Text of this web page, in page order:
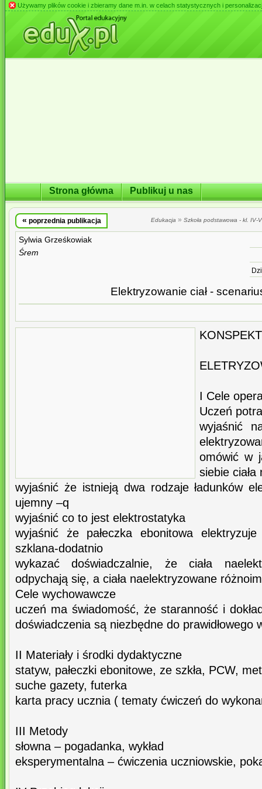
Używamy plików cookie i zbieramy dane m.in. w celach statystycznych i
Strona główna Publikuj u nas
« poprzednia publikacja Edukacja » Szkoła podstawowa - kl. IV-
Sylwia Grześkowiak
Śrem
Elektryzowanie ciał -
I Cele
Uczeń
wyjaśnić
omówić w
siebie
wyjaśnić że istnieją dwa rodzaje ładunków
ujemny –q
wyjaśnić co to jest elektrostatyka
wyjaśnić że pałeczka ebonitowa
szklana-dodatnio
wykazać doświadczalnie, że ciała
odpychają się, a ciała naelektryzowane
Cele wychowawcze
uczeń ma świadomość, że staranność i
doświadczenia są niezbędne do prawidłowego
II Materiały i środki dydaktyczne
statyw, pałeczki ebonitowe, ze szkła, PCW,
suche gazety, futerka
karta pracy ucznia ( tematy ćwiczeń do
III Metody
słowna – pogadanka, wykład
eksperymentalna – ćwiczenia uczniowskie,